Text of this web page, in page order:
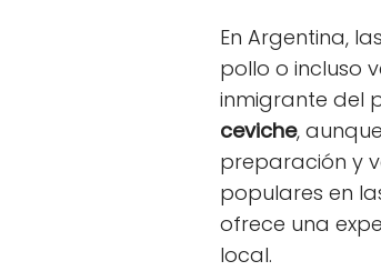
En Argentina, las
pollo o incluso
inmigrante del
ceviche,
preparación y
populares en
ofrece una
local.